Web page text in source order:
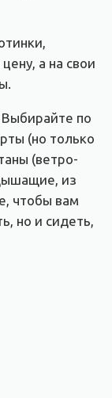
а на свои
Выбирайте по
(но только
(ветро-
из
чтобы вам
но и сидеть,